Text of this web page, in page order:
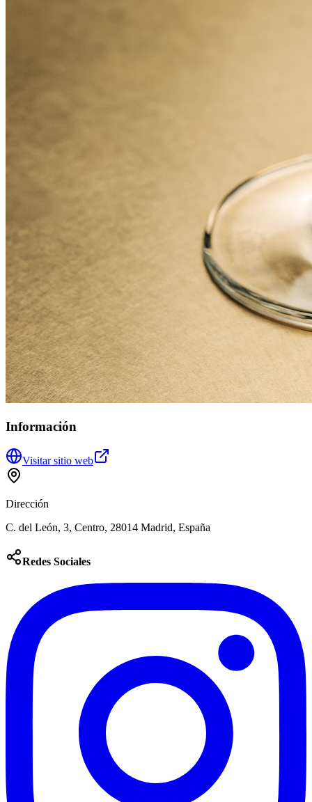
Información
Visitar sitio web
Dirección
C. del León, 3, Centro, 28014 Madrid, España
Redes Sociales